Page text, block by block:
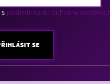
podmínkami ochrany
SE